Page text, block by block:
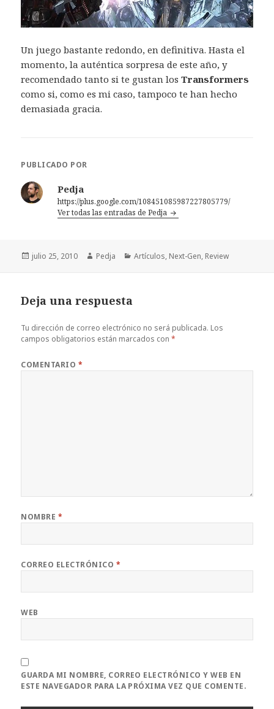
Un juego bastante redondo, en definitiva. Hasta el
momento, la auténtica sorpresa de este año, y
recomendado tanto si te gustan los Transformers
como si, como es mi caso, tampoco te han hecho
demasiada gracia.
PUBLICADO POR
Pedja
https://plus.google.com/108451085987227805779/
Ver todas las entradas de Pedja
Publicado
julio 25, 2010 Autor
Pedja Categorías
Artículos, Next-Gen, Review
Deja una respuesta
Tu dirección de correo electrónico no será publicada. Los
campos obligatorios están marcados con*
COMENTARIO *
NOMBRE *
CORREO ELECTRÓNICO *
WEB
GUARDA MI NOMBRE, CORREO ELECTRÓNICO Y WEB EN
ESTE NAVEGADOR PARA LA PRÓXIMA VEZ QUE COMENTE.